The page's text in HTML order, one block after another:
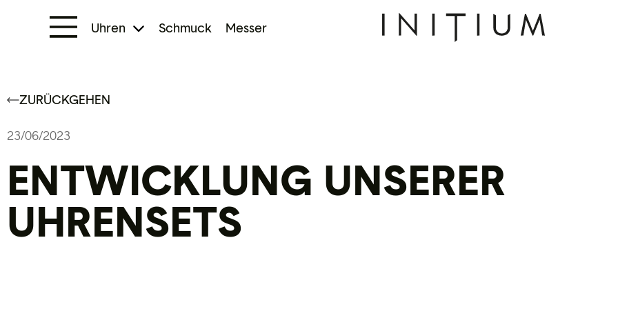
Uhren Schmuck Messer
ZURÜCKGEHEN
23/06/2023
ENTWICKLUNG UNSERER
UHRENSETS